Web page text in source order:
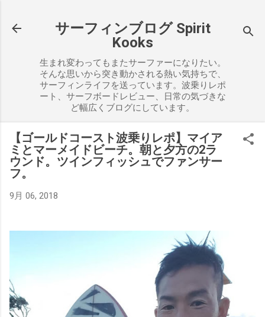
サーフィンブログ Spirit
Kooks
生まれ変わってもまたサーファーになりたい。
そんな思いから突き動かされる熱い気持ちで、
サーフィンライフを送っています。波乗りレポ
ート、サーフボードレビュー、日常の気づきな
ど幅広くブログにしています。
【ゴールドコースト波乗りレポ】マイア
ミとマーメイドビーチ。朝と夕方の2ラ
ウンド。ツインフィッシュでファンサー
フ。
9月 06, 2018